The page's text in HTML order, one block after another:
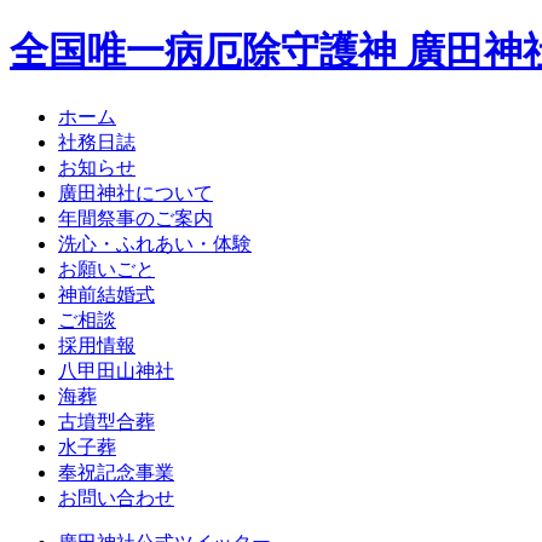
全国唯一病厄除守護神 廣田神
ホーム
社務日誌
お知らせ
廣田神社について
年間祭事のご案内
洗心・ふれあい・体験
お願いごと
神前結婚式
ご相談
採用情報
八甲田山神社
海葬
古墳型合葬
水子葬
奉祝記念事業
お問い合わせ